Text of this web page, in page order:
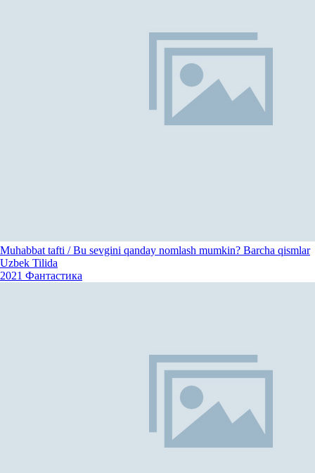
Muhabbat tafti / Bu sevgini qanday nomlash mumkin? Barcha qismlar
Uzbek Tilida
2021 Фантастика